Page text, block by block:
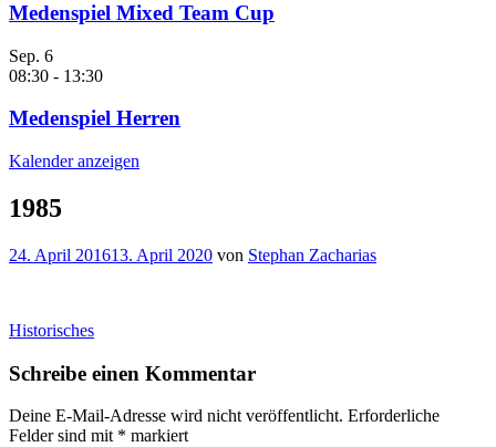
Medenspiel Mixed Team Cup
Sep. 6
08:30 - 13:30
Medenspiel Herren
Kalender anzeigen
1985
24. April 201613. April 2020 von Stephan Zacharias
Beitragsnavigation
Historisches
Schreibe einen Kommentar
Deine E-Mail-Adresse wird nicht veröffentlicht. Erforderliche
Felder sind mit * markiert